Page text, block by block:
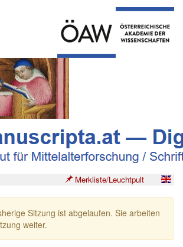
Merkliste/Leuchtpult
Sitzung ist abgelaufen. Sie arbeiten
weiter.